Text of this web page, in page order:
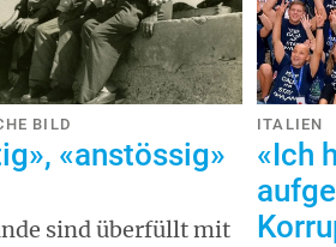
BILD
«anstössig»
sind überfüllt mit
ITALIEN
«Ich